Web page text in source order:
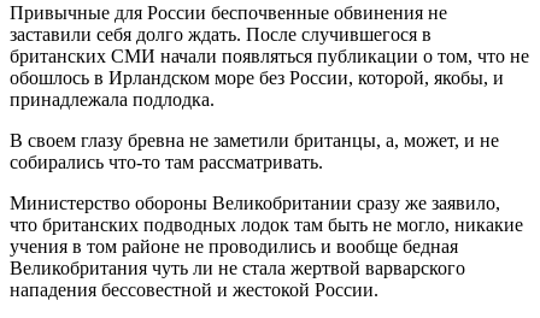
Привычные для России беспочвенные обвинения не
заставили себя долго ждать. После случившегося в
британских СМИ начали появляться публикации о том, что не
обошлось в Ирландском море без России, которой, якобы, и
принадлежала подлодка.
В своем глазу бревна не заметили британцы, а, может, и не
собирались что-то там рассматривать.
Министерство обороны Великобритании сразу же заявило,
что британских подводных лодок там быть не могло, никакие
учения в том районе не проводились и вообще бедная
Великобритания чуть ли не стала жертвой варварского
нападения бессовестной и жестокой России.